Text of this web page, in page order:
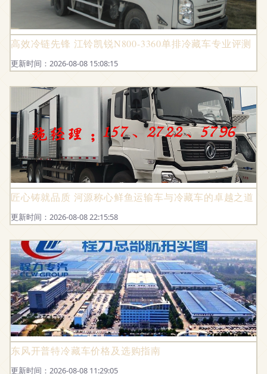
高效冷链先锋 江铃凯锐N800-3360单排冷藏车专业评测
更新时间：2026-08-08 15:08:15
匠心铸就品质 河源称心鲜鱼运输车与冷藏车的卓越之道
更新时间：2026-08-08 22:15:58
东风开普特冷藏车价格及选购指南
更新时间：2026-08-08 11:29:05